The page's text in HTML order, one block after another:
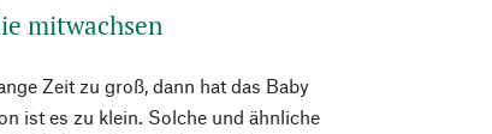
mitwachsen
Zeit zu groß, dann hat das Baby
ist es zu klein. Solche und ähnliche